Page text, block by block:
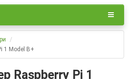
1 Model B+
Raspberry Pi 1